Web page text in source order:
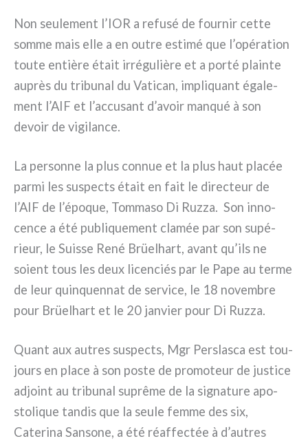
Non seu­le­ment l’IOR a refu­sé de four­nir cet­te
som­me mais elle a en outre esti­mé que l’opération
tou­te entiè­re était irré­gu­liè­re et a por­té plain­te
auprès du tri­bu­nal du Vatican, impli­quant éga­le­
ment l’AIF et l’accusant d’avoir man­qué à son
devoir de vigi­lan­ce.
La per­son­ne la plus con­nue et la plus haut pla­cée
par­mi les suspec­ts était en fait le direc­teur de
l’AIF de l’époque, Tommaso Di Ruzza. Son inno­
cen­ce a été publi­que­ment cla­mée par son supé­
rieur, le Suisse René Brüelhart, avant qu’ils ne
soient tous les deux licen­ciés par le Pape au ter­me
de leur quin­quen­nat de ser­vi­ce, le 18 novem­bre
pour Brüelhart et le 20 jan­vier pour Di Ruzza.
Quant aux autres suspec­ts, Mgr Perslasca est tou­
jours en pla­ce à son poste de pro­mo­teur de justi­ce
adjoint au tri­bu­nal suprê­me de la signa­tu­re apo­
sto­li­que tan­dis que la seu­le fem­me des six,
Caterina Sansone, a été réaf­fec­tée à d’autres